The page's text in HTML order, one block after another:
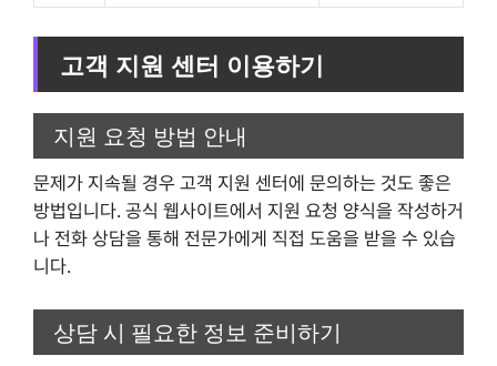
고객 지원 센터 이용하기
지원 요청 방법 안내
문제가 지속될 경우 고객 지원 센터에 문의하는 것도 좋은
방법입니다. 공식 웹사이트에서 지원 요청 양식을 작성하거
나 전화 상담을 통해 전문가에게 직접 도움을 받을 수 있습
니다.
상담 시 필요한 정보 준비하기